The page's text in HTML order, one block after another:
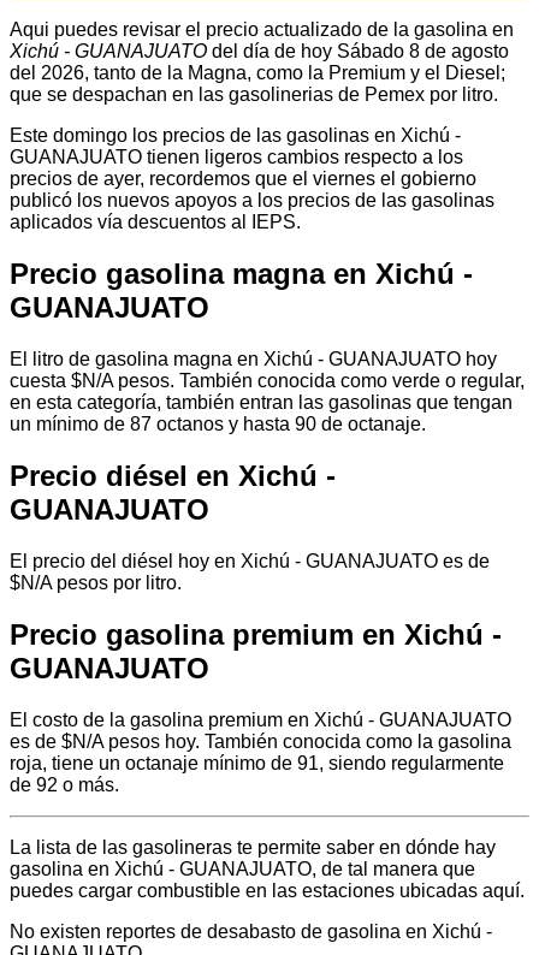
Aqui puedes revisar el precio actualizado de la gasolina en
Xichú - GUANAJUATO del día de hoy Sábado 8 de agosto
del 2026, tanto de la Magna, como la Premium y el Diesel;
que se despachan en las gasolinerias de Pemex por litro.
Este domingo los precios de las gasolinas en Xichú -
GUANAJUATO tienen ligeros cambios respecto a los
precios de ayer, recordemos que el viernes el gobierno
publicó los nuevos apoyos a los precios de las gasolinas
aplicados vía descuentos al IEPS.
Precio gasolina magna en Xichú -
GUANAJUATO
El litro de gasolina magna en Xichú - GUANAJUATO hoy
cuesta $N/A pesos. También conocida como verde o regular,
en esta categoría, también entran las gasolinas que tengan
un mínimo de 87 octanos y hasta 90 de octanaje.
Precio diésel en Xichú -
GUANAJUATO
El precio del diésel hoy en Xichú - GUANAJUATO es de
$N/A pesos por litro.
Precio gasolina premium en Xichú -
GUANAJUATO
El costo de la gasolina premium en Xichú - GUANAJUATO
es de $N/A pesos hoy. También conocida como la gasolina
roja, tiene un octanaje mínimo de 91, siendo regularmente
de 92 o más.
La lista de las gasolineras te permite saber en dónde hay
gasolina en Xichú - GUANAJUATO, de tal manera que
puedes cargar combustible en las estaciones ubicadas aquí.
No existen reportes de desabasto de gasolina en Xichú -